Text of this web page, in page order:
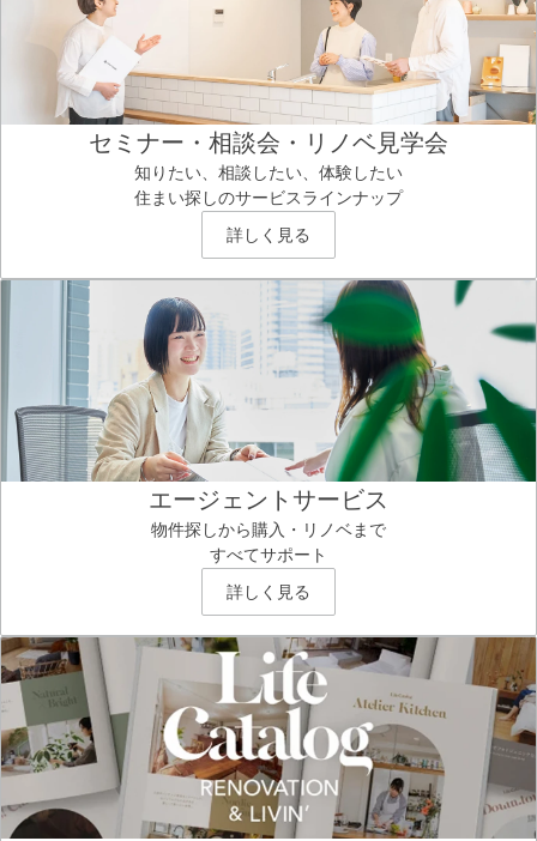
セミナー・相談会・リノベ見学会
知りたい、相談したい、体験したい
住まい探しのサービスラインナップ
詳しく見る
エージェントサービス
物件探しから購入・リノベまで
すべてサポート
詳しく見る